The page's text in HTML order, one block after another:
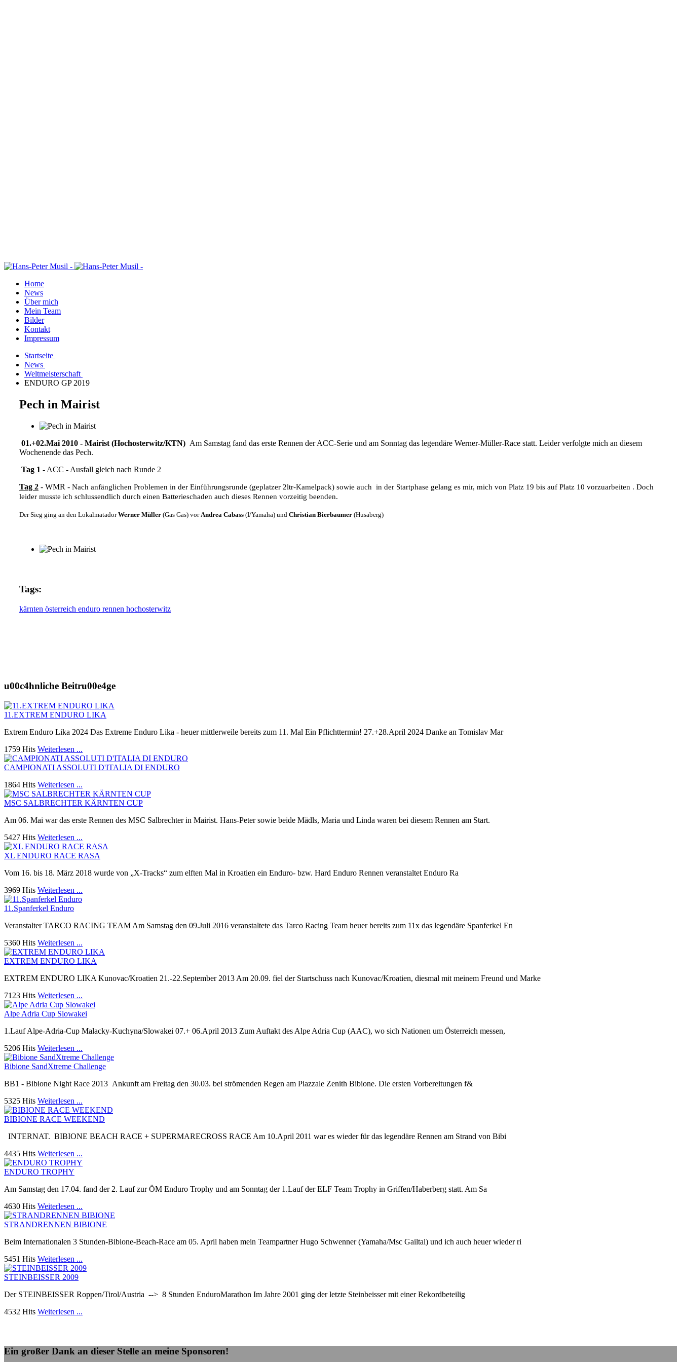
Home
News
Über mich
Mein Team
Bilder
Kontakt
Impressum
Startseite
News
Weltmeisterschaft
ENDURO GP 2019
Pech in Mairist
01.+02.Mai 2010 - Mairist (Hochosterwitz/KTN) Am Samstag fand das erste Rennen der ACC-Serie und am Sonntag das legendäre Werner-Müller-Race statt. Leider verfolgte mich an diesem
Wochenende das Pech.
Tag 1 - ACC - Ausfall gleich nach Runde 2
Tag 2 - WMR - Nach anfänglichen Problemen in der Einführungsrunde (geplatzer 2ltr-Kamelpack) sowie auch in der Startphase gelang es mir, mich von Platz 19 bis auf Platz 10 vorzuarbeiten . Doch
leider musste ich schlussendlich durch einen Batterieschaden auch dieses Rennen vorzeitig beenden.
Der Sieg ging an den LokalmatadorWerner Müller (Gas Gas) vor Andrea Cabass (I/Yamaha) und Christian Bierbaumer (Husaberg)
Tags:
kärnten österreich enduro rennen hochosterwitz
u00c4hnliche Beitru00e4ge
11.EXTREM ENDURO LIKA
Extrem Enduro Lika 2024 Das Extreme Enduro Lika - heuer mittlerweile bereits zum 11. Mal Ein Pflichttermin! 27.+28.April 2024 Danke an Tomislav Mar
1759 Hits Weiterlesen ...
CAMPIONATI ASSOLUTI D'ITALIA DI ENDURO
1864 Hits Weiterlesen ...
MSC SALBRECHTER KÄRNTEN CUP
Am 06. Mai war das erste Rennen des MSC Salbrechter in Mairist. Hans-Peter sowie beide Mädls, Maria und Linda waren bei diesem Rennen am Start.
5427 Hits Weiterlesen ...
XL ENDURO RACE RASA
Vom 16. bis 18. März 2018 wurde von „X-Tracks“ zum elften Mal in Kroatien ein Enduro- bzw. Hard Enduro Rennen veranstaltet Enduro Ra
3969 Hits Weiterlesen ...
11.Spanferkel Enduro
Veranstalter TARCO RACING TEAM Am Samstag den 09.Juli 2016 veranstaltete das Tarco Racing Team heuer bereits zum 11x das legendäre Spanferkel En
5360 Hits Weiterlesen ...
EXTREM ENDURO LIKA
EXTREM ENDURO LIKA Kunovac/Kroatien 21.-22.September 2013 Am 20.09. fiel der Startschuss nach Kunovac/Kroatien, diesmal mit meinem Freund und Marke
7123 Hits Weiterlesen ...
Alpe Adria Cup Slowakei
1.Lauf Alpe-Adria-Cup Malacky-Kuchyna/Slowakei 07.+ 06.April 2013 Zum Auftakt des Alpe Adria Cup (AAC), wo sich Nationen um Österreich messen,
5206 Hits Weiterlesen ...
Bibione SandXtreme Challenge
BB1 - Bibione Night Race 2013 Ankunft am Freitag den 30.03. bei strömenden Regen am Piazzale Zenith Bibione. Die ersten Vorbereitungen f&
5325 Hits Weiterlesen ...
BIBIONE RACE WEEKEND
INTERNAT. BIBIONE BEACH RACE + SUPERMARECROSS RACE Am 10.April 2011 war es wieder für das legendäre Rennen am Strand von Bibi
4435 Hits Weiterlesen ...
ENDURO TROPHY
Am Samstag den 17.04. fand der 2. Lauf zur ÖM Enduro Trophy und am Sonntag der 1.Lauf der ELF Team Trophy in Griffen/Haberberg statt. Am Sa
4630 Hits Weiterlesen ...
STRANDRENNEN BIBIONE
Beim Internationalen 3 Stunden-Bibione-Beach-Race am 05. April haben mein Teampartner Hugo Schwenner (Yamaha/Msc Gailtal) und ich auch heuer wieder ri
5451 Hits Weiterlesen ...
STEINBEISSER 2009
Der STEINBEISSER Roppen/Tirol/Austria --> 8 Stunden EnduroMarathon Im Jahre 2001 ging der letzte Steinbeisser mit einer Rekordbeteilig
4532 Hits Weiterlesen ...
Ein großer Dank an dieser Stelle an meine Sponsoren!